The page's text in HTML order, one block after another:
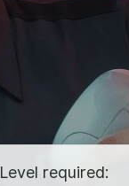
Level required: